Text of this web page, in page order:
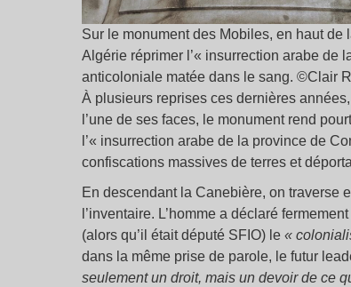
Sur le monument des Mobiles, en haut
Algérie réprimer l’« insurrection arabe de
anticoloniale matée dans le sang. ©Clair
À plusieurs reprises ces dernières
l’une de ses faces, le monument rend
l’« insurrection arabe de la province de
confiscations massives de terres et
En descendant la Canebière, on traverse
l’inventaire. L’homme a déclaré
(alors qu’il était député SFIO) le «
dans la même prise de parole, le futur
seulement un droit, mais un devoir de ce